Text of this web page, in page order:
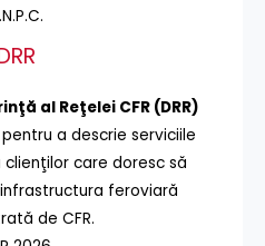
al Reţelei CFR (DRR)
a descrie serviciile
care doresc să
feroviară
de CFR.